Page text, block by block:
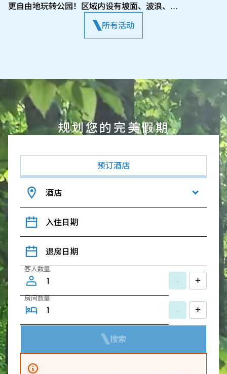
更自由地玩转公园！区域内设有坡面、波浪、…
所有活动
规划您的完美假期
预订酒店
酒店
入住日期
退房日期
客人数量
- +
房间数量
- +
搜索